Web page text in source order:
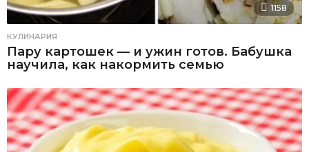
1158
КУЛИНАРИЯ
Пару картошек — и ужин готов. Бабушка
научила, как накормить семью